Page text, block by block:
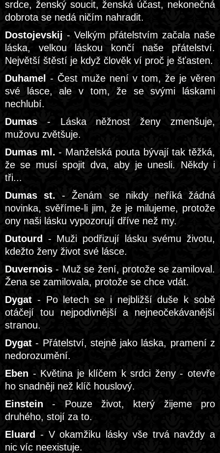
srdce, ženský soucit, ženská účast, nekonečná
dobrota se nedá ničím nahradit.
Dostojevskij - Velkým přátelstvím začala naše
láska, velkou láskou končí naše přátelství.
Největší štěstí je když člověk ví proč je šťasten.
Duhamel
- Čest muže není v tom, že je věren
své lásce, ale v tom, že se svými láskami
nechlubí.
Dumas - Láska něžnost ženy zmenšuje,
mužovu zvětšuje.
Dumas ml. - Manželská pouta bývají tak těžká,
že se musí spojit dva, aby je unesli. Někdy i
tři...
Dumas st. - Ženám se nikdy neříká žádná
novinka, svěříme-li jim, že je milujeme, protože
ony naši lásku vypozorují dříve než my.
Dutourd
- Muži podřizují lásku svému životu,
kdežto ženy život své lásce.
Duvernois - Muž se žení, protože se zamiloval.
Žena se zamilovala, protože se chce vdát.
Dygat - Po letech se i nejbližší duše k sobě
otáčejí tou nejpodivnější a nejneočekávanější
stranou.
Dygat - Přátelství, stejně jako láska, pramení z
nedorozumění.
Eben - Květina je klíčem k srdci ženy - otevře
ho snadněji než klíč houslový.
Einstein - Pouze život, který žijeme pro
druhého, stojí za to.
Eluard - V okamžiku lásky vše trvá navždy a
nic víc neexistuje.